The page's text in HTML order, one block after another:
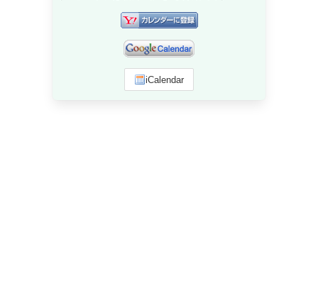
iCalendar